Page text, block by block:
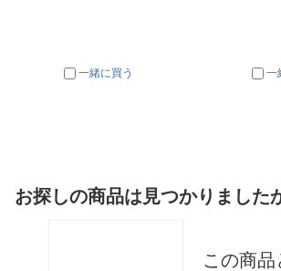
一緒に買う 一
お探しの商品は見つかりました
この商